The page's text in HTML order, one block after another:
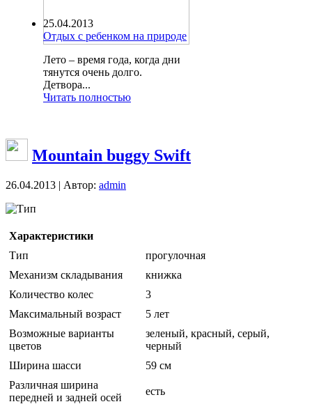
25.04.2013
Отдых с ребенком на природе
Лето – время года, когда дни
тянутся очень долго.
Детвора...
Читать полностью
Mountain buggy Swift
26.04.2013 | Автор: admin
Тип
Характеристики
Тип
прогулочная
Механизм складывания
книжка
Количество колес
3
Максимальный возраст
5 лет
Возможные варианты
цветов
зеленый, красный, серый,
черный
Ширина шасси
59 см
Различная ширина
передней и задней осей
есть